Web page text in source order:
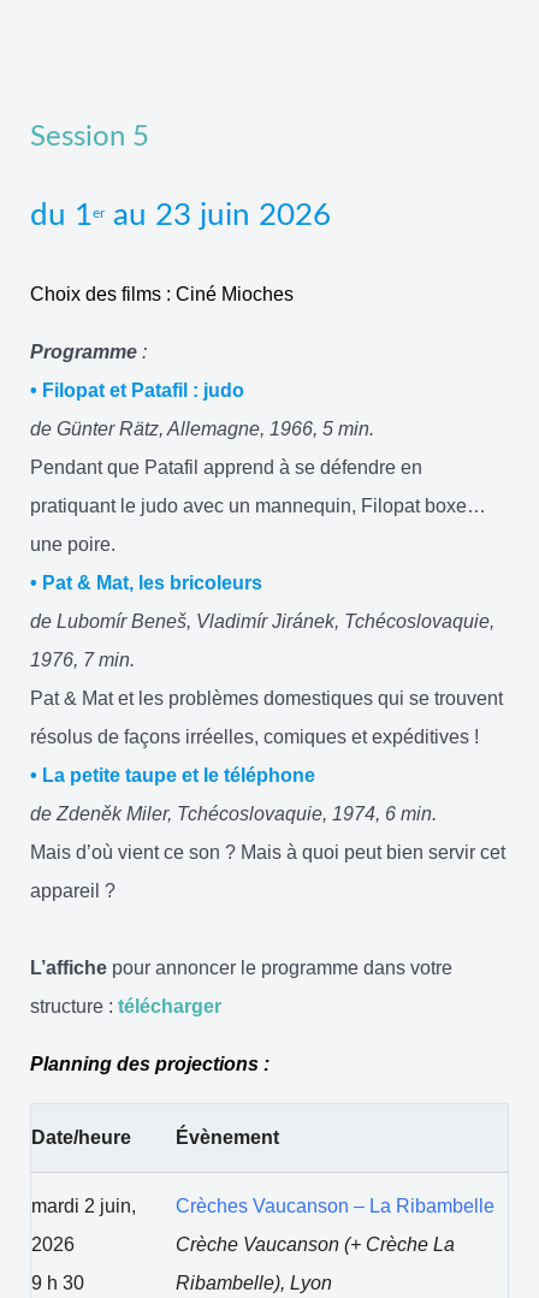
Session 5
du 1erau 23 juin 2026
Choix des films : Ciné Mioches
Programme :
• Filopat et Patafil : judo
de Günter Rätz, Allemagne, 1966, 5 min.
Pendant que Patafil apprend à se défendre en
pratiquant le judo avec un mannequin, Filopat boxe…
une poire.
• Pat & Mat, les bricoleurs
de Lubomír Beneš, Vladimír Jiránek, Tchécoslovaquie,
1976, 7 min.
Pat & Mat et les problèmes domestiques qui se trouvent
résolus de façons irréelles, comiques et expéditives !
• La petite taupe et le téléphone
de Zdeněk Miler, Tchécoslovaquie, 1974, 6 min.
Mais d’où vient ce son ? Mais à quoi peut bien servir cet
appareil ?
L’affiche pour annoncer le programme dans votre
structure : télécharger
Planning des projections :
Date/heure Évènement
mardi 2 juin,
2026
9 h 30
Crèches Vaucanson – La Ribambelle
Crèche Vaucanson (+ Crèche La
Ribambelle), Lyon